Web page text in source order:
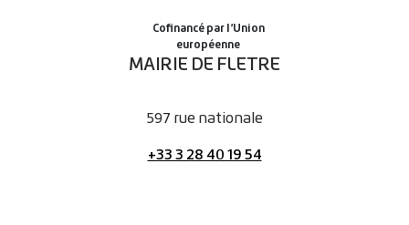
MAIRIE DE FLETRE
597 rue nationale
+33 3 28 40 19 54